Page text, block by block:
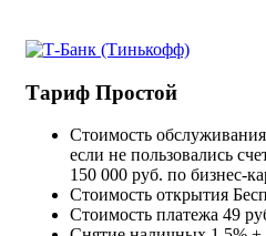
Тариф Простой
Стоимость
если не пользовались
150 000 руб. по бизнес-
Стоимость открытия
Стоимость платежа 49